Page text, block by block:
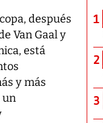
después
Van Gaal y
está
y más
un
1
2
3